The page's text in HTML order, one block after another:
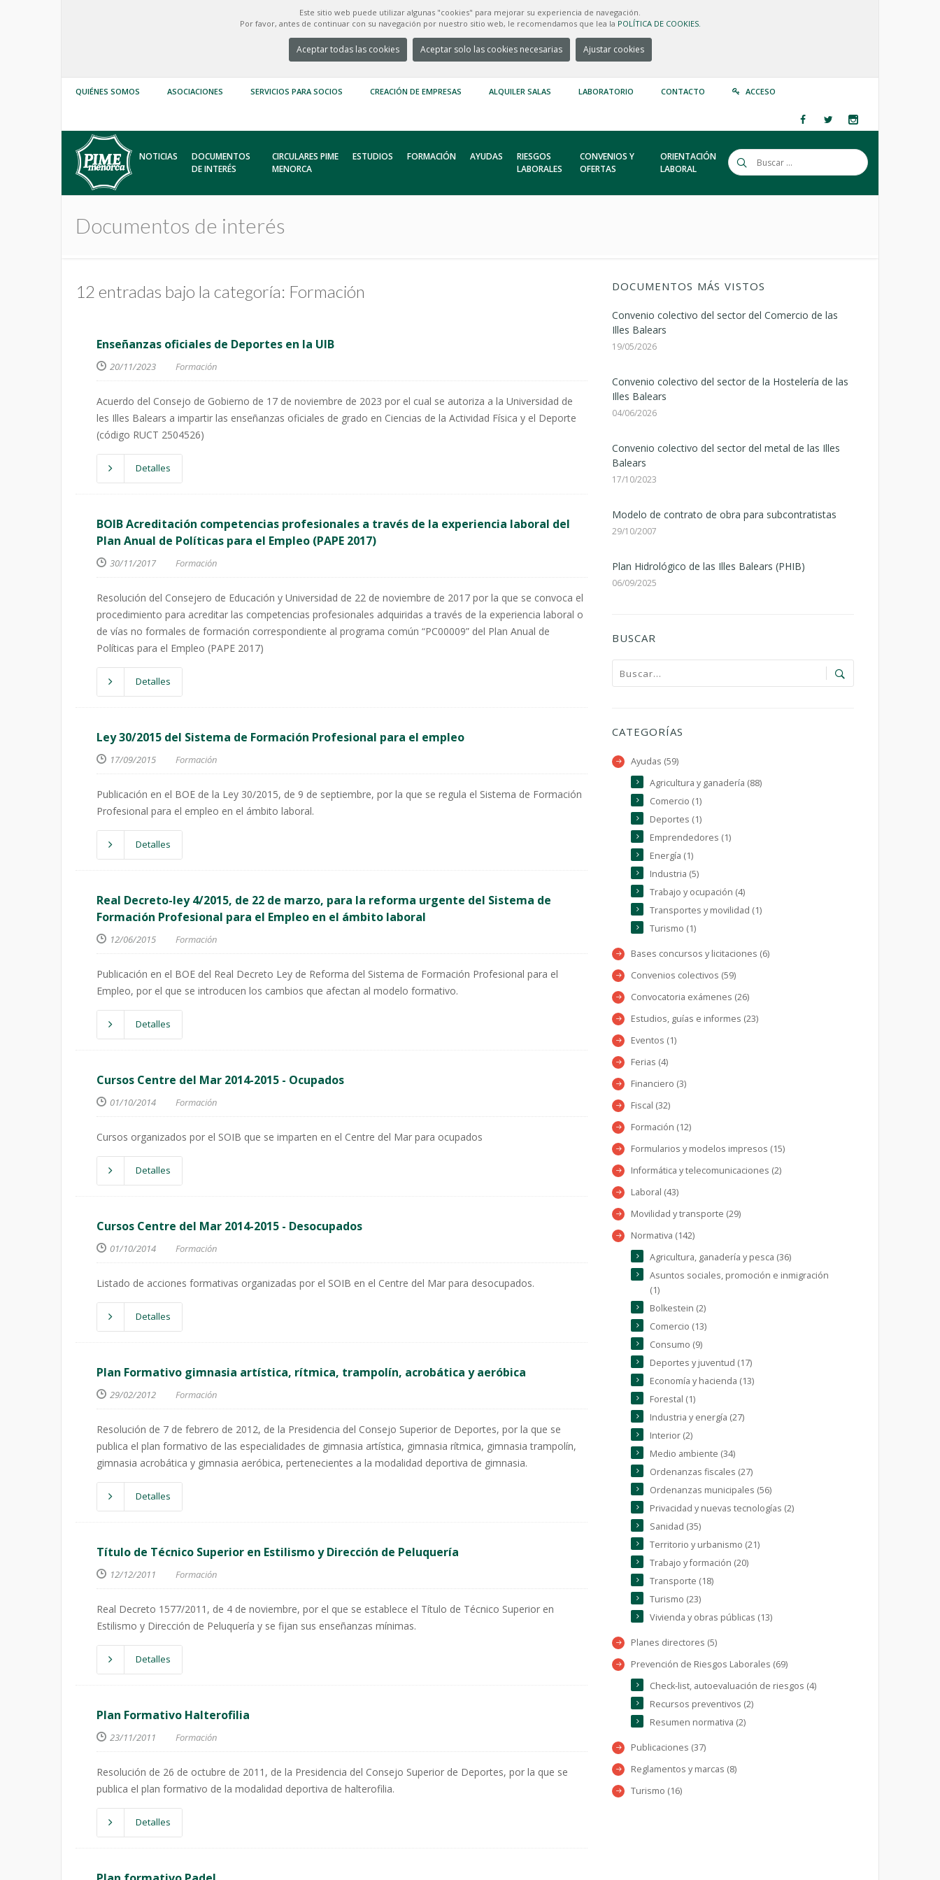
Este sitio web puede utilizar algunas "cookies" para mejorar su experiencia de navegación.
Por favor, antes de continuar con su navegación por nuestro sitio web, le recomendamos que lea la POLÍTICA DE COOKIES.
Aceptar todas las cookies Aceptar solo las cookies necesarias Ajustar cookies
QUIÉNES SOMOS ASOCIACIONES SERVICIOS PARA SOCIOS CREACIÓN DE EMPRESAS ALQUILER SALAS LABORATORIO CONTACTO ACCESO
NOTICIAS
DOCUMENTOS
DE INTERÉS
CIRCULARES PIME
MENORCA
ESTUDIOS FORMACIÓN AYUDAS
RIESGOS
LABORALES
CONVENIOS Y
OFERTAS
ORIENTACIÓN
LABORAL
Documentos de interés
12 entradas bajo la categoría: Formación
Enseñanzas oficiales de Deportes en la UIB
20/11/2023 Formación
Acuerdo del Consejo de Gobierno de 17 de noviembre de 2023 por el cual se autoriza a la Universidad de
les Illes Balears a impartir las enseñanzas oficiales de grado en Ciencias de la Actividad Física y el Deporte
(código RUCT 2504526)
Detalles
BOIB Acreditación competencias profesionales a través de la experiencia laboral del
Plan Anual de Políticas para el Empleo (PAPE 2017)
30/11/2017 Formación
Resolución del Consejero de Educación y Universidad de 22 de noviembre de 2017 por la que se convoca el
procedimiento para acreditar las competencias profesionales adquiridas a través de la experiencia laboral o
de vías no formales de formación correspondiente al programa común “PC00009” del Plan Anual de
Políticas para el Empleo (PAPE 2017)
Detalles
Ley 30/2015 del Sistema de Formación Profesional para el empleo
17/09/2015 Formación
Publicación en el BOE de la Ley 30/2015, de 9 de septiembre, por la que se regula el Sistema de Formación
Profesional para el empleo en el ámbito laboral.
Detalles
Real Decreto-ley 4/2015, de 22 de marzo, para la reforma urgente del Sistema de
Formación Profesional para el Empleo en el ámbito laboral
12/06/2015 Formación
Publicación en el BOE del Real Decreto Ley de Reforma del Sistema de Formación Profesional para el
Empleo, por el que se introducen los cambios que afectan al modelo formativo.
Detalles
Cursos Centre del Mar 2014-2015 - Ocupados
01/10/2014 Formación
Cursos organizados por el SOIB que se imparten en el Centre del Mar para ocupados
Detalles
Cursos Centre del Mar 2014-2015 - Desocupados
01/10/2014 Formación
Listado de acciones formativas organizadas por el SOIB en el Centre del Mar para desocupados.
Detalles
Plan Formativo gimnasia artística, rítmica, trampolín, acrobática y aeróbica
29/02/2012 Formación
Resolución de 7 de febrero de 2012, de la Presidencia del Consejo Superior de Deportes, por la que se
publica el plan formativo de las especialidades de gimnasia artística, gimnasia rítmica, gimnasia trampolín,
gimnasia acrobática y gimnasia aeróbica, pertenecientes a la modalidad deportiva de gimnasia.
Detalles
Título de Técnico Superior en Estilismo y Dirección de Peluquería
12/12/2011 Formación
Real Decreto 1577/2011, de 4 de noviembre, por el que se establece el Título de Técnico Superior en
Estilismo y Dirección de Peluquería y se fijan sus enseñanzas mínimas.
Detalles
Plan Formativo Halterofilia
23/11/2011 Formación
Resolución de 26 de octubre de 2011, de la Presidencia del Consejo Superior de Deportes, por la que se
publica el plan formativo de la modalidad deportiva de halterofilia.
Detalles
DOCUMENTOS MÁS VISTOS
Convenio colectivo del sector del Comercio de las
Illes Balears
19/05/2026
Convenio colectivo del sector de la Hostelería de las
Illes Balears
04/06/2026
Convenio colectivo del sector del metal de las Illes
Balears
17/10/2023
Modelo de contrato de obra para subcontratistas
29/10/2007
Plan Hidrológico de las Illes Balears (PHIB)
06/09/2025
BUSCAR
CATEGORÍAS
Ayudas (59)
Agricultura y ganadería (88)
Comercio (1)
Deportes (1)
Emprendedores (1)
Energía (1)
Industria (5)
Trabajo y ocupación (4)
Transportes y movilidad (1)
Turismo (1)
Bases concursos y licitaciones (6)
Convenios colectivos (59)
Convocatoria exámenes (26)
Estudios, guías e informes (23)
Eventos (1)
Ferias (4)
Financiero (3)
Fiscal (32)
Formación (12)
Formularios y modelos impresos (15)
Informática y telecomunicaciones (2)
Laboral (43)
Movilidad y transporte (29)
Normativa (142)
Agricultura, ganadería y pesca (36)
Asuntos sociales, promoción e inmigración
(1)
Bolkestein (2)
Comercio (13)
Consumo (9)
Deportes y juventud (17)
Economía y hacienda (13)
Forestal (1)
Industria y energía (27)
Interior (2)
Medio ambiente (34)
Ordenanzas fiscales (27)
Ordenanzas municipales (56)
Privacidad y nuevas tecnologías (2)
Sanidad (35)
Territorio y urbanismo (21)
Trabajo y formación (20)
Transporte (18)
Turismo (23)
Vivienda y obras públicas (13)
Planes directores (5)
Prevención de Riesgos Laborales (69)
Check-list, autoevaluación de riesgos (4)
Recursos preventivos (2)
Resumen normativa (2)
Publicaciones (37)
Reglamentos y marcas (8)
Turismo (16)